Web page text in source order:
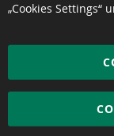
„Cookies Settings“